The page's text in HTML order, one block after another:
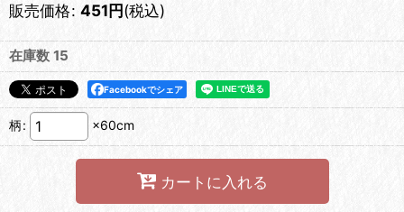
販売価格: 451円(税込)
在庫数 15
Facebookでシェア
柄: ×60cm
カートに入れる